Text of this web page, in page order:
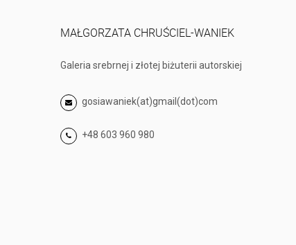
MAŁGORZATA CHRUŚCIEL-WANIEK
Galeria srebrnej i złotej biżuterii autorskiej
gosiawaniek(at)gmail(dot)com
+48 603 960 980